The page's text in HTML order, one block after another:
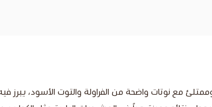
مع نوتات واضحة من الفراولة والتوت الأسود، يبرز